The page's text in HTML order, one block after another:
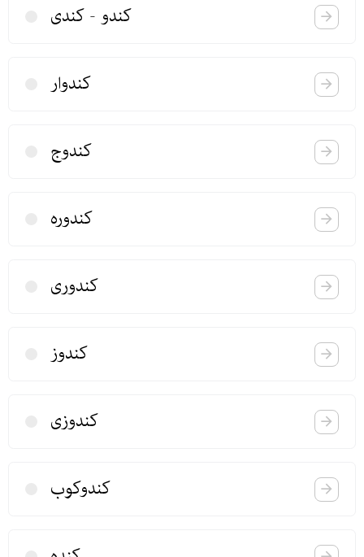
كندو - كندی
كندوار
كندوج
كندوره
كندوری
كندوز
كندوزی
كندوكوب